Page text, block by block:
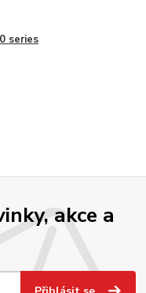
series
akce a